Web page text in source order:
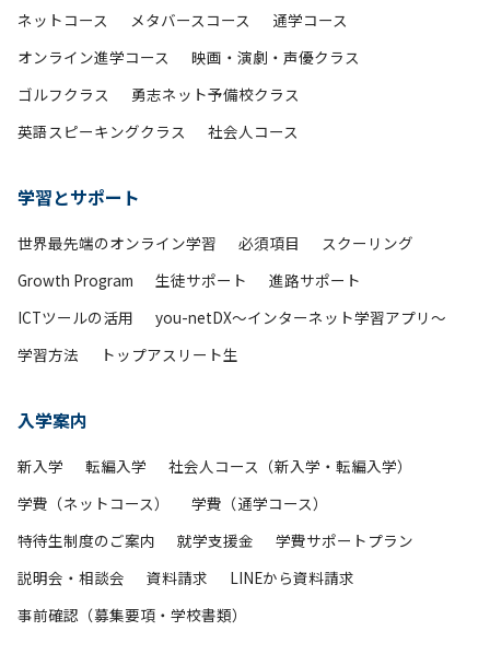
ネットコース メタバースコース
通学コース
オンライン進学コース
映画・演劇・声優クラス
ゴルフクラス
勇志ネット予備校クラス
英語スピーキングクラス
社会人コース
学習とサポート
世界最先端のオンライン学習 必須項目
スクーリング
Growth Program
生徒サポート
進路サポート
ICTツールの活用
you-netDX～インターネット学習アプリ～
学習方法
トップアスリート生
入学案内
新入学 転編入学
社会人コース（新入学・転編入学）
学費（ネットコース）
学費（通学コース）
特待生制度のご案内
就学支援金
学費サポートプラン
説明会・相談会
資料請求
LINEから資料請求
事前確認（募集要項・学校書類）